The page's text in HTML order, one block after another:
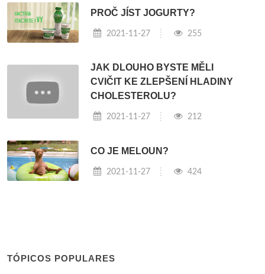
PROČ JÍST JOGURTY?
2021-11-27 255
JAK DLOUHO BYSTE MĚLI
CVIČIT KE ZLEPŠENÍ HLADINY
CHOLESTEROLU?
2021-11-27 212
CO JE MELOUN?
2021-11-27 424
TÓPICOS POPULARES